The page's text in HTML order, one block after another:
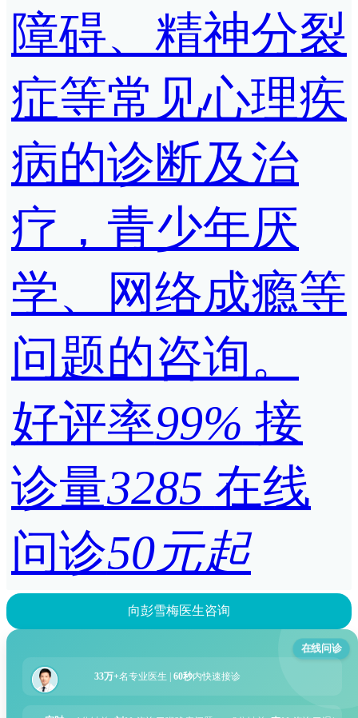
障碍、精神分裂
症等常见心理疾
病的诊断及治
疗，青少年厌
学、网络成瘾等
问题的咨询。
好评率99% 接
诊量3285 在线
问诊50元起
向彭雪梅医生咨询
在线问诊
33万+名专业医生 | 60秒内快速接诊